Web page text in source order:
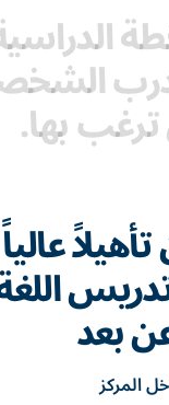
ترغب بها.
اللغة
بعد
المركز